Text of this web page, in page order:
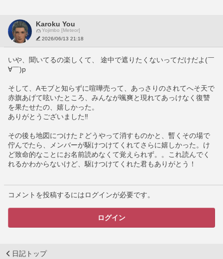
Karoku You
Yojimbo [Meteor]
2026/06/13 21:18
いや、聞いてるの楽しくて、 途中で遮りたくないってだけだよ(￣
∀￣)p
そして、Aモブと知らずに喧嘩売って、あっさりのされてへそ天で
赤旗あげて呟いたところ、みんなが颯爽と現れてあっけなく復讐
を果たせたの、嬉しかった。
ありがとうございました‼︎
その後も地図につけた🚩どうやって消すものかと、暫くその場で
佇んでたら、メンバーが駆けつけてくれてさらに嬉しかった。け
ど致命的なことにお名前読めなくて覚えられず。。これ読んでく
れるかわからないけど、駆けつけてくれた君もありがとう！
コメントを投稿するにはログインが必要です。
ログイン
日記トップ